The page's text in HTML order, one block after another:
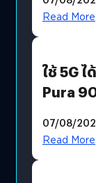
บริโภคแ
Read More
ใช้ 5G
Pura
07/08/
Read More